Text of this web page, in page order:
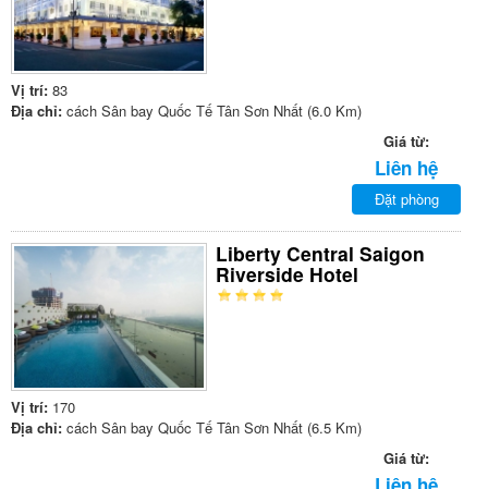
Vị trí: 83
Địa chỉ: cách Sân bay Quốc Tế Tân Sơn Nhất (6.0 Km)
Giá từ:
Liên hệ
Đặt phòng
Liberty Central Saigon
Riverside Hotel
Vị trí: 170
Địa chỉ: cách Sân bay Quốc Tế Tân Sơn Nhất (6.5 Km)
Giá từ: